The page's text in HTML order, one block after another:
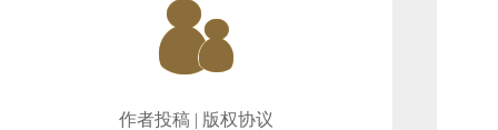
作者投稿 | 版权协议